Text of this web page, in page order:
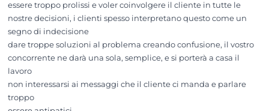
essere troppo prolissi e voler coinvolgere il cliente in tutte le
nostre decisioni, i clienti spesso interpretano questo come un
segno di indecisione
dare troppe soluzioni al problema creando confusione, il vostro
concorrente ne darà una sola, semplice, e si porterà a casa il
lavoro
non interessarsi ai messaggi che il cliente ci manda e parlare
troppo